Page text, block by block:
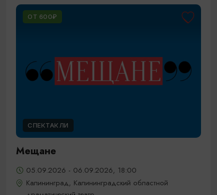
ОТ 600₽
СПЕКТАКЛИ
Мещане
05.09.2026 - 06.09.2026, 18:00
Калининград, Калининградский областной